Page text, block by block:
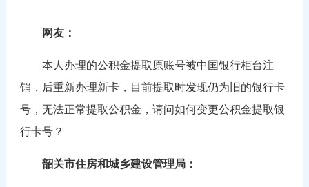
网友：
本人办理的公积金提取原账号被中国银行柜台注
销，后重新办理新卡，目前提取时发现仍为旧的银行卡
号，无法正常提取公积金，请问如何变更公积金提取银
行卡号？
韶关市住房和城乡建设管理局：